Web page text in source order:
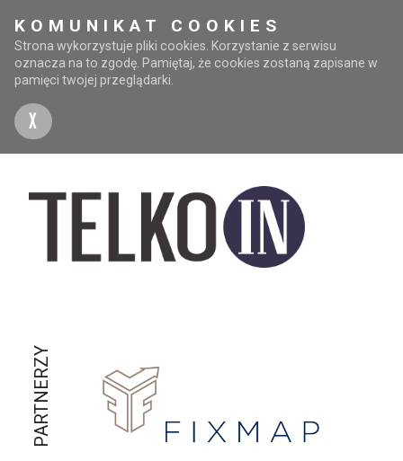
KOMUNIKAT COOKIES
Strona wykorzystuje pliki cookies. Korzystanie z serwisu
oznacza na to zgodę. Pamiętaj, że cookies zostaną zapisane w
pamięci twojej przeglądarki.
X
PARTNERZY